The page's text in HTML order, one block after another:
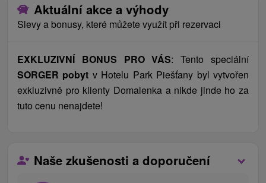
Aktuální akce a výhody
Slevy a bonusy, které můžete využít při rezervaci
EXKLUZIVNÍ BONUS PRO VÁS: Tento speciální
SORGER pobyt v Hotelu Park Piešťany byl vytvořen
exkluzivně pro klienty Domalenka a nikde jinde ho za
tuto cenu nenajdete!
Naše zkušenosti a doporučení